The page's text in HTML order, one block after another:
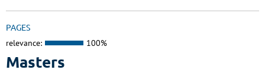
PAGES
relevance: 100%
Masters